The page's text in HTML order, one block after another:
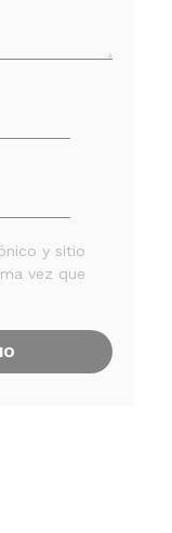
y sitio
vez que